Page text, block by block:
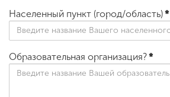
+7 (831) 262-26-20
Населенный пункт (город/область)*
Образовательная организация?*